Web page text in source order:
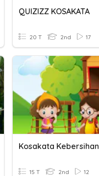
QUIZIZZ KOSAKATA
20 T 2nd 17
Kosakata Kebersihan
15 T 2nd 12